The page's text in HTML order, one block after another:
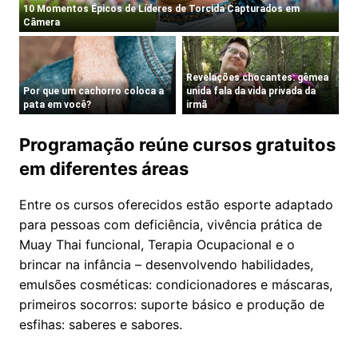
Programação reúne cursos gratuitos
em diferentes áreas
Entre os cursos oferecidos estão esporte adaptado
para pessoas com deficiência, vivência prática de
Muay Thai funcional, Terapia Ocupacional e o
brincar na infância – desenvolvendo habilidades,
emulsões cosméticas: condicionadores e máscaras,
primeiros socorros: suporte básico e produção de
esfihas: saberes e sabores.